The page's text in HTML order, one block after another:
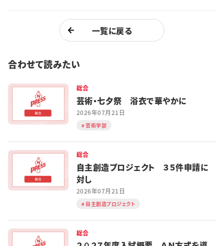
一覧に戻る
合わせて読みたい
総合
芸術・七夕祭 浴衣で華やかに
2026年07月21日
芸術学部
総合
自主創造プロジェクト ３５件申請に
対し
2026年07月21日
自主創造プロジェクト
総合